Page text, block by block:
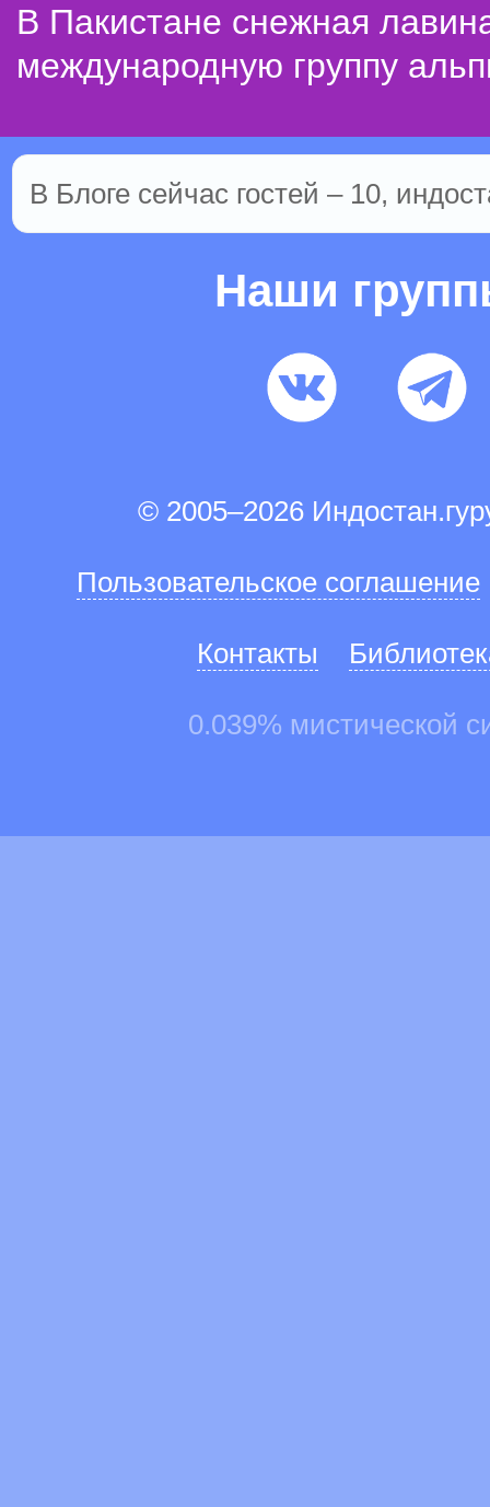
В Пакистане снежная
международную группу
В Блоге сейчас гостей – 10,
Наши
© 2005–2026
Пользовательское соглашение
Контакты
0.039% мистической